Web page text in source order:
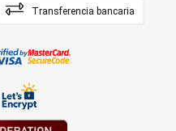
Transferencia bancaria